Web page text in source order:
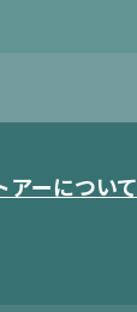
アーについて